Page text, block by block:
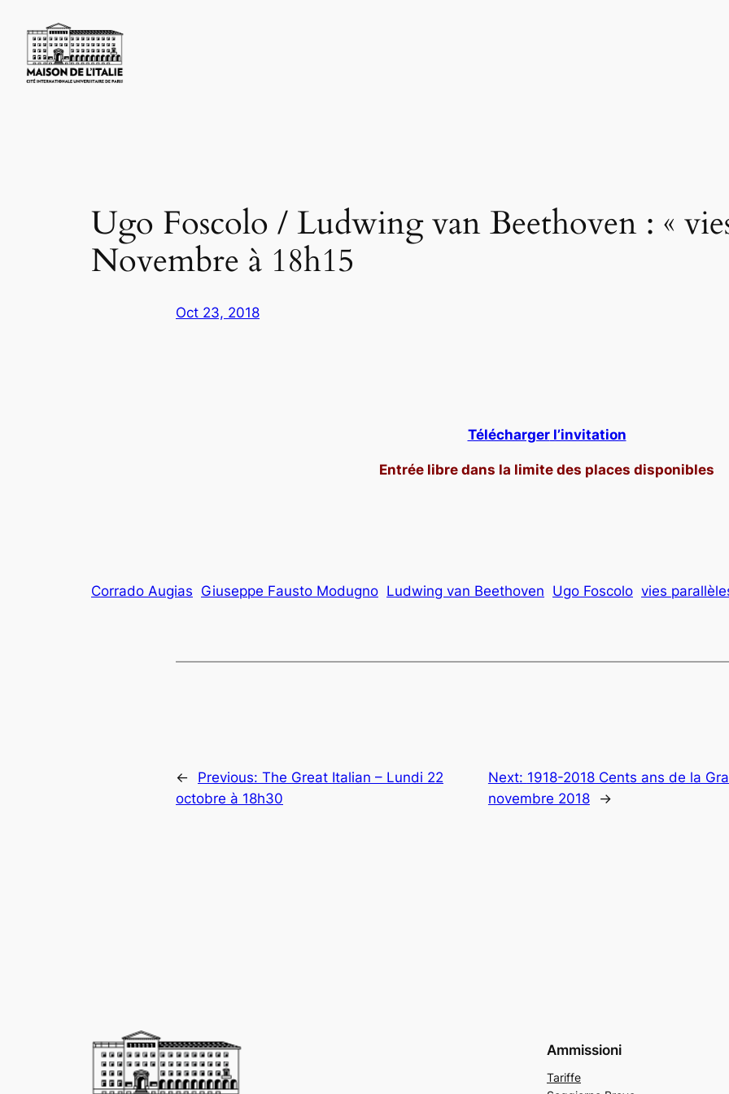
content
Ugo Foscolo / Ludwing van Beethoven : «
Novembre à 18h15
Oct 23, 2018
Téléchargerl’invitation
Entrée libre dans la limite des places disponibles
Corrado Augias Giuseppe Fausto Modugno Ludwing van Beethoven Ugo Foscolo vies
← Previous: The Great Italian – Lundi 22
octobre à 18h30
Next: 1918-2018 Cents ans de la
novembre 2018
→
Ammissioni
Tariffe